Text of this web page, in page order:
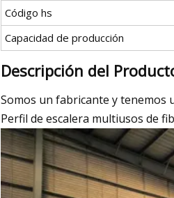
Código hs
Capacidad de producción
Descripción del
Somos un fabricante y tenemos
Perfil de escalera multiusos de